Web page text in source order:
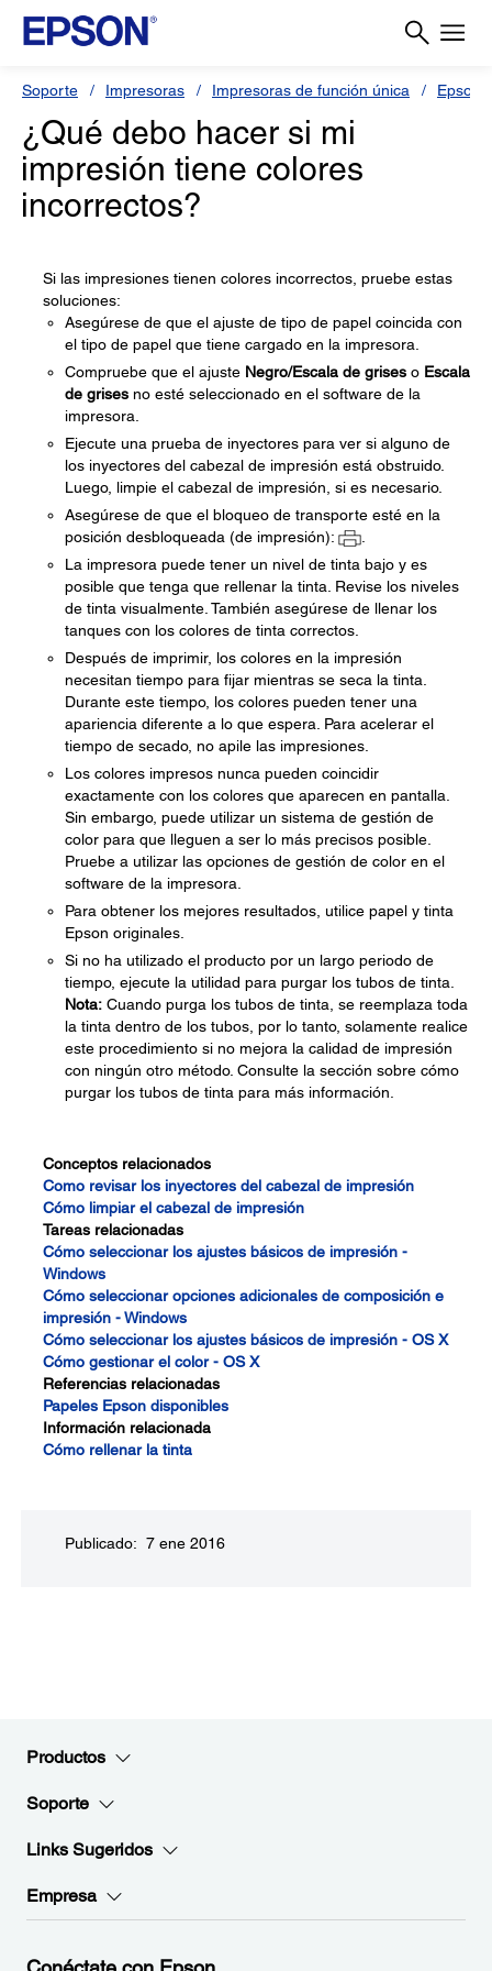
Soporte Impresoras Impresoras de función única Epson
¿Qué debo hacer si mi
impresión tiene colores
incorrectos?
Si las impresiones tienen colores incorrectos, pruebe estas
soluciones:
Asegúrese de que el ajuste de tipo de papel coincida con
el tipo de papel que tiene cargado en la impresora.
Compruebe que el ajuste Negro/Escala de grises o Escala
de grises no esté seleccionado en el software de la
impresora.
Ejecute una prueba de inyectores para ver si alguno de
los inyectores del cabezal de impresión está obstruido.
Luego, limpie el cabezal de impresión, si es necesario.
Asegúrese de que el bloqueo de transporte esté en la
posición desbloqueada (de impresión):
La impresora puede tener un nivel de tinta bajo y es
posible que tenga que rellenar la tinta. Revise los niveles
de tinta visualmente. También asegúrese de llenar los
tanques con los colores de tinta correctos.
Después de imprimir, los colores en la impresión
necesitan tiempo para fijar mientras se seca la tinta.
Durante este tiempo, los colores pueden tener una
apariencia diferente a lo que espera. Para acelerar el
tiempo de secado, no apile las impresiones.
Los colores impresos nunca pueden coincidir
exactamente con los colores que aparecen en pantalla.
Sin embargo, puede utilizar un sistema de gestión de
color para que lleguen a ser lo más precisos posible.
Pruebe a utilizar las opciones de gestión de color en el
software de la impresora.
Para obtener los mejores resultados, utilice papel y tinta
Epson originales.
Si no ha utilizado el producto por un largo periodo de
tiempo, ejecute la utilidad para purgar los tubos de tinta.
Nota: Cuando purga los tubos de tinta, se reemplaza toda
la tinta dentro de los tubos, por lo tanto, solamente realice
este procedimiento si no mejora la calidad de impresión
con ningún otro método. Consulte la sección sobre cómo
purgar los tubos de tinta para más información.
Conceptos relacionados
Como revisar los inyectores del cabezal de impresión
Cómo limpiar el cabezal de impresión
Tareas relacionadas
Cómo seleccionar los ajustes básicos de impresión -
Windows
Cómo seleccionar opciones adicionales de composición e
impresión - Windows
Cómo seleccionar los ajustes básicos de impresión - OS X
Cómo gestionar el color - OS X
Referencias relacionadas
Papeles Epson disponibles
Información relacionada
Cómo rellenar la tinta
Publicado: 7 ene 2016
Productos
Soporte
Links Sugeridos
Empresa